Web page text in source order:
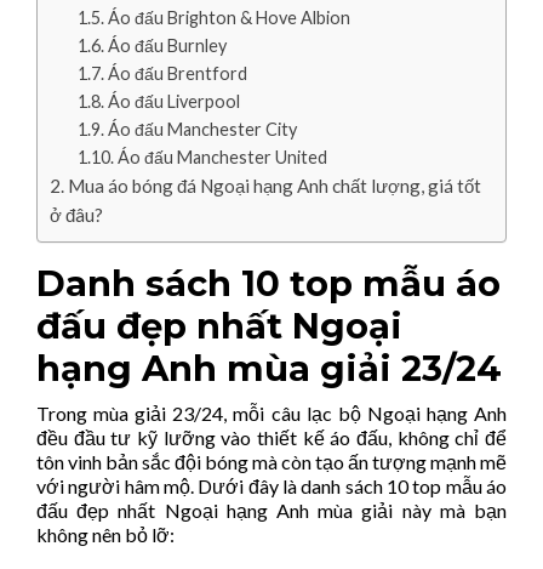
Áo đấu Brighton & Hove Albion
Áo đấu Burnley
Áo đấu Brentford
Áo đấu Liverpool
Áo đấu Manchester City
Áo đấu Manchester United
Mua áo bóng đá Ngoại hạng Anh chất lượng, giá tốt
ở đâu?
Danh sách 10 top mẫu áo
đấu đẹp nhất Ngoại
hạng Anh mùa giải 23/24
Trong mùa giải 23/24, mỗi câu lạc bộ Ngoại hạng Anh
đều đầu tư kỹ lưỡng vào thiết kế áo đấu, không chỉ để
tôn vinh bản sắc đội bóng mà còn tạo ấn tượng mạnh mẽ
với người hâm mộ. Dưới đây là danh sách 10 top mẫu áo
đấu đẹp nhất Ngoại hạng Anh mùa giải này mà bạn
không nên bỏ lỡ: